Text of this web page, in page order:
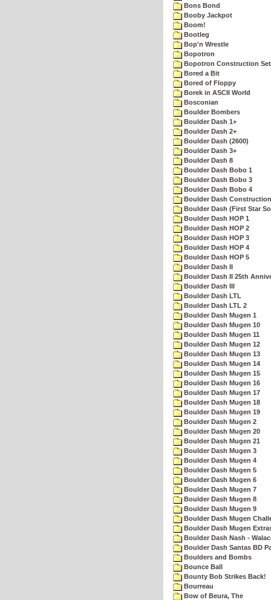
Bons Bond
Booby Jackpot
Boom!
Bootleg
Bop'n Wrestle
Bopotron
Bopotron Construction Set
Bored a Bit
Bored of Floppy
Borek in ASCII World
Bosconian
Boulder Bombers
Boulder Dash 1+
Boulder Dash 2+
Boulder Dash (2600)
Boulder Dash 3+
Boulder Dash 8
Boulder Dash Bobo 1
Boulder Dash Bobo 3
Boulder Dash Bobo 4
Boulder Dash
Boulder Dash (First Star
Boulder Dash HOP 1
Boulder Dash HOP 2
Boulder Dash HOP 3
Boulder Dash HOP 4
Boulder Dash HOP 5
Boulder Dash II
Boulder Dash II 25th
Boulder Dash III
Boulder Dash LTL
Boulder Dash LTL 2
Boulder Dash Mugen 1
Boulder Dash Mugen 10
Boulder Dash Mugen 11
Boulder Dash Mugen 12
Boulder Dash Mugen 13
Boulder Dash Mugen 14
Boulder Dash Mugen 15
Boulder Dash Mugen 16
Boulder Dash Mugen 17
Boulder Dash Mugen 18
Boulder Dash Mugen 19
Boulder Dash Mugen 2
Boulder Dash Mugen 20
Boulder Dash Mugen 21
Boulder Dash Mugen 3
Boulder Dash Mugen 4
Boulder Dash Mugen 5
Boulder Dash Mugen 6
Boulder Dash Mugen 7
Boulder Dash Mugen 8
Boulder Dash Mugen 9
Boulder Dash Mugen
Boulder Dash Mugen
Boulder Dash Nash -
Boulder Dash Santas BD
Boulders and Bombs
Bounce Ball
Bounty Bob Strikes Back!
Bourreau
Bow of Beura, The